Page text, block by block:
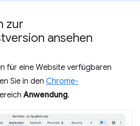
zur
ansehen
für eine Website verfügbaren
Sie in den Chrome-
Anwendung.